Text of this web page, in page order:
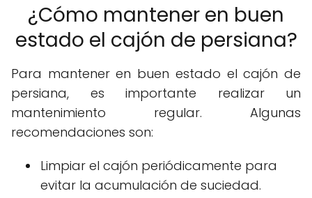
¿Cómo mantener en buen
estado el cajón de persiana?
Para mantener en buen estado el cajón de
persiana, es importante realizar un
mantenimiento regular. Algunas
recomendaciones son:
Limpiar el cajón periódicamente para
evitar la acumulación de suciedad.